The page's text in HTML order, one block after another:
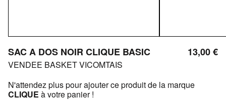
SAC A DOS NOIR CLIQUE BASIC
VENDEE BASKET VICOMTAIS
13,00 €
N'attendez plus pour ajouter ce produit de la marque
CLIQUE à votre panier !